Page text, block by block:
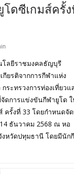
โดซีเกมส์ครั้
โลยีราชมงคลธัญบุรี
ยรติจากการกีฬาแห่ง
ระทรวงการท่องเที่ยวแ
ดการแข่งขันกีฬายูโด
ครั้งที่ 33 โดยกำหนดจั
ธันวาคม 2568 ณ หอ
หวัดปทุมธานี โดยมีนัก